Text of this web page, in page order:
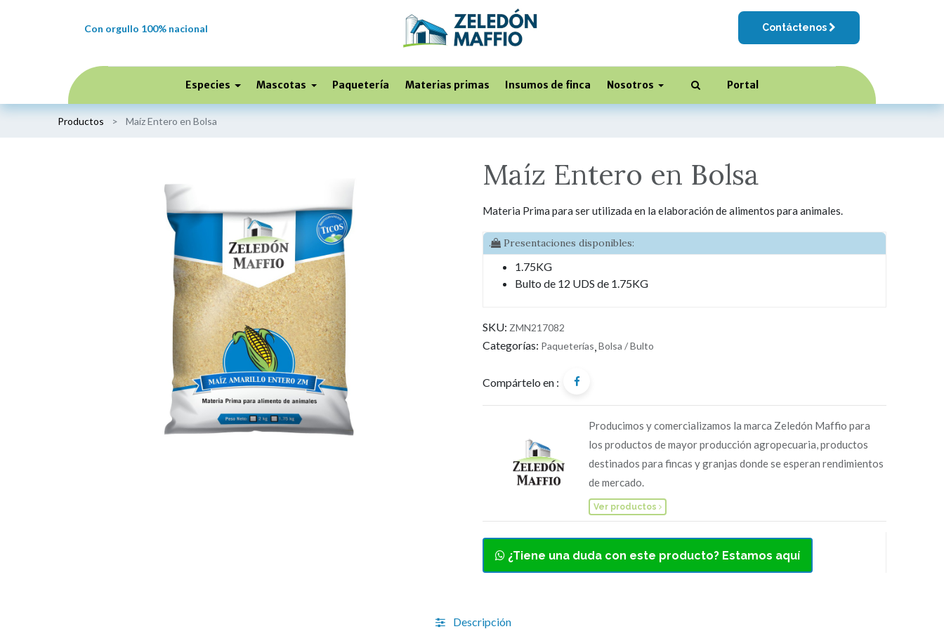
Con orgullo 100% nacional Contáctenos
Especies Mascotas Paquetería Materias primas Insumos de finca Nosotros Portal
Productos Maíz Entero en Bolsa
Maíz Entero en Bolsa
Materia Prima para ser utilizada en la elaboración de alimentos para animales.
. Presentaciones disponibles:
1.75KG
Bulto de 12 UDS de 1.75KG
SKU: ZMN217082
Categorías: Paqueterías Bolsa / Bulto
Compártelo en :
Producimos y comercializamos la marca Zeledón Maffio para
los productos de mayor producción agropecuaria, productos
destinados para fincas y granjas donde se esperan rendimientos
de mercado.
Ver productos
¿Tiene una duda con este producto? Estamos aquí
Descripción